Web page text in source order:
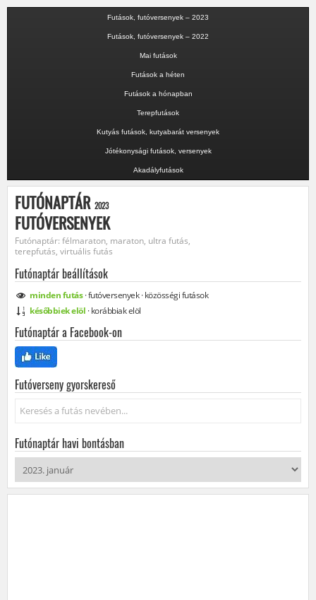
Futások, futóversenyek – 2023
Futások, futóversenyek – 2022
Mai futások
Futások a héten
Futások a hónapban
Terepfutások
Kutyás futások, kutyabarát versenyek
Jótékonysági futások, versenyek
Akadályfutások
FUTÓNAPTÁR 2023
FUTÓVERSENYEK
Futónaptár: félmaraton, maraton, ultra futás,
terepfutás, virtuális futás
Futónaptár beállítások
mindenfutás·futóversenyek·közösségifutások
későbbiek elöl ·korábbiak elöl
Futónaptár a Facebook-on
Futóverseny gyorskereső
Keresés...
Futónaptár havi bontásban